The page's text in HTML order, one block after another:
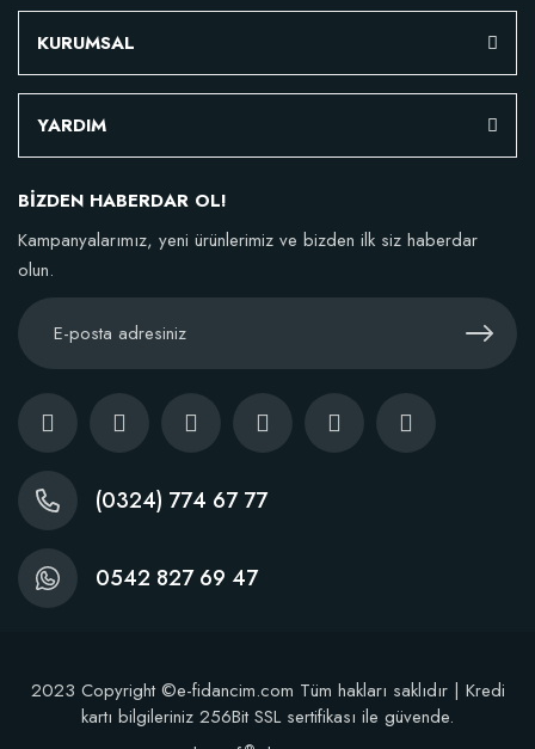
106,81 TL
TÜKENDI
152,75 TL
KURUMSAL
YARDIM
BİZDEN HABERDAR OL!
Kampanyalarımız, yeni ürünlerimiz ve bizden ilk siz haberdar
olun.
(0324) 774 67 77
0542 827 69 47
2023 Copyright ©e-fidancim.com Tüm hakları saklıdır | Kredi
kartı bilgileriniz 256Bit SSL sertifikası ile güvende.